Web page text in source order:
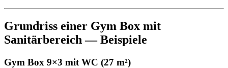
Grundriss einer Gym Box mit
Sanitärbereich — Beispiele
Gym Box 9×3 mit WC (27 m²)